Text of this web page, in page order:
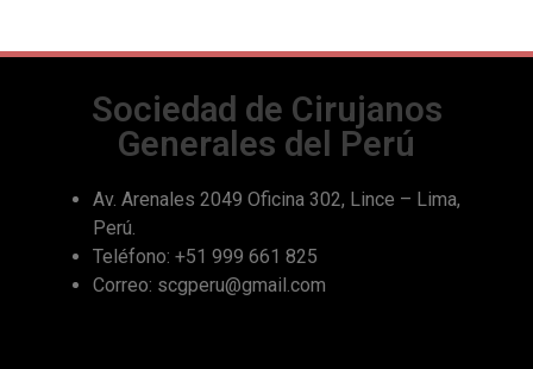
Sociedad de Cirujanos
Generales del Perú
Av. Arenales 2049 Oficina 302, Lince – Lima,
Perú.
Teléfono: +51 999 661 825
Correo: scgperu@gmail.com